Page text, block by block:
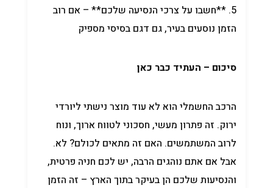
5. **חשבו על צרכי הנסיעה שלכם** – אם רוב
הזמן נוסעים בעיר, גם דגם בסיסי מספיק
סיכום – העתיד כבר כאן
הרכב החשמלי הוא לא עוד מוצר נישתי ליורדי
ירוק. זה פתרון מעשי, חסכוני לטווח ארוך, ונוח
לרוב המשתמשים. האם זה מתאים לכולם? לא.
אבל אם אתם נוהגים הרבה, יש לכם חניה פרטית,
והנסיעות שלכם הן בעיקר בתוך הארץ – זה הזמן